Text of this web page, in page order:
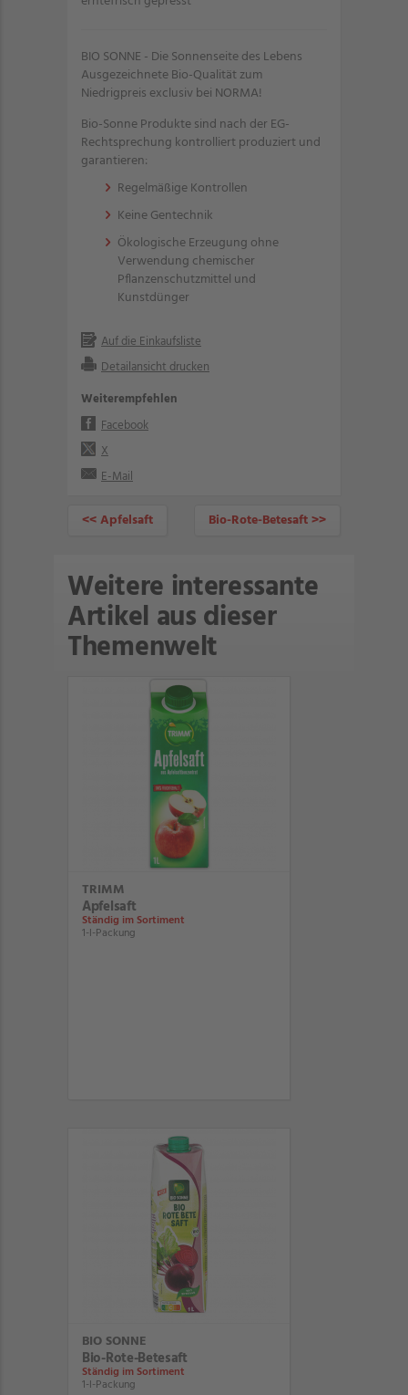
BIO SONNE - Die Sonnenseite des Lebens
Ausgezeichnete Bio-Qualität zum
Niedrigpreis exclusiv bei NORMA!
Bio-Sonne Produkte sind nach der EG-
Rechtsprechung kontrolliert produziert und
garantieren:
Regelmäßige Kontrollen
Keine Gentechnik
Ökologische Erzeugung ohne
Verwendung chemischer
Pflanzenschutzmittel und
Kunstdünger
Auf die Einkaufsliste
Detailansicht drucken
Weiterempfehlen
Facebook
X
E-Mail
<< Apfelsaft Bio-Rote-Betesaft >>
Weitere interessante
Artikel aus dieser
Themenwelt
TRIMM
Apfelsaft
Ständig im Sortiment
1-l-Packung
BIO SONNE
Bio-Rote-Betesaft
Ständig im Sortiment
1-l-Packung